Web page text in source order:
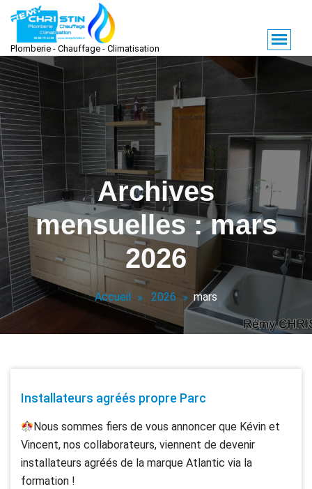
Aller
contenu
Plomberie - Chauffage - Climatisation
Archives
mensuelles : mars
2026
Accueil 2026 mars
Installateurs agréés propre Parc
Nous sommes fiers de vous annoncer que Kévin et
Vincent, nos collaborateurs, viennent de devenir
installateurs agréés de la marque Atlantic via la
formation !